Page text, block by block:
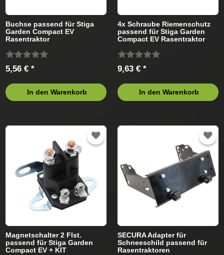
Buchse passend für Stiga
Garden Compact EV
Rasentraktor
5,56 € *
In den Warenkorb
4x Schraube Riemenschutz
passend für Stiga Garden
Compact EV Rasentraktor
9,63 € *
In den Warenkorb
Magnetschalter 2 Flst.
passend für Stiga Garden
Compact EV + KIT
SECURA Adapter für
Schneeschild passend für
Rasentraktoren